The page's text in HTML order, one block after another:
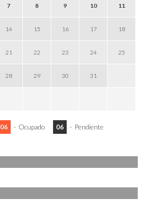
7 8 9 10 11
14 15 16 17 18
21 22 23 24 25
28 29 30 31
06 - Ocupado 06 - Pendiente